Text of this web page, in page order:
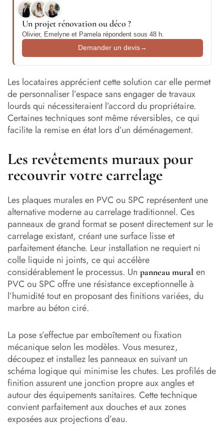
Un projet rénovation ou déco ?
Olivier, Emelyne et Pamela répondent sous 48 h.
Demander un devis→
Les locataires apprécient cette solution car elle permet
de personnaliser l’espace sans engager de travaux
lourds qui nécessiteraient l’accord du propriétaire.
Certaines techniques sont même réversibles, ce qui
facilite la remise en état lors d’un déménagement.
Les revêtements muraux pour
recouvrir votre carrelage
Les plaques murales en PVC ou SPC représentent une
alternative moderne au carrelage traditionnel. Ces
panneaux de grand format se posent directement sur le
carrelage existant, créant une surface lisse et
parfaitement étanche. Leur installation ne requiert ni
colle liquide ni joints, ce qui accélère
considérablement le processus. Un panneau mural en
PVC ou SPC offre une résistance exceptionnelle à
l’humidité tout en proposant des finitions variées, du
marbre au béton ciré.
La pose s’effectue par emboîtement ou fixation
mécanique selon les modèles. Vous mesurez,
découpez et installez les panneaux en suivant un
schéma logique qui minimise les chutes. Les profilés de
finition assurent une jonction propre aux angles et
autour des équipements sanitaires. Cette technique
convient parfaitement aux douches et aux zones
exposées aux projections d’eau.